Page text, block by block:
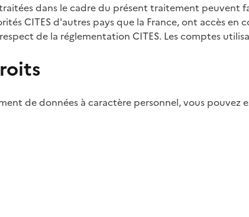
dans le cadre du présent traitement
CITES d'autres pays que la France, ont accès
de la réglementation CITES. Les comptes
de données à caractère personnel, vous pouvez